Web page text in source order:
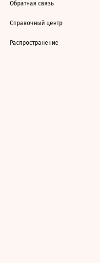
Обратная связь
Справочный центр
Распространение